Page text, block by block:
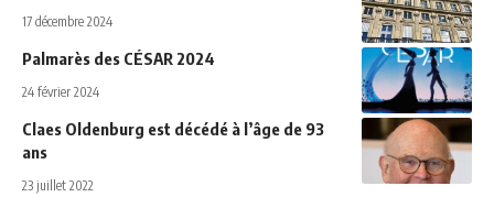
17 décembre 2024
Palmarès des CÉSAR 2024
24 février 2024
Claes Oldenburg est décédé à l’âge de 93
ans
23 juillet 2022